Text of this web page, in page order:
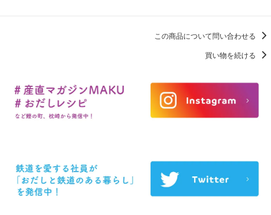
この商品について問い合わせる
買い物を続ける